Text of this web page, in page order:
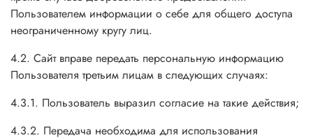
Пользователем информации о себе для общего доступа
неограниченному кругу лиц.
4.2. Сайт вправе передать персональную информацию
Пользователя третьим лицам в следующих случаях:
4.3.1. Пользователь выразил согласие на такие действия;
4.3.2. Передача необходима для использования